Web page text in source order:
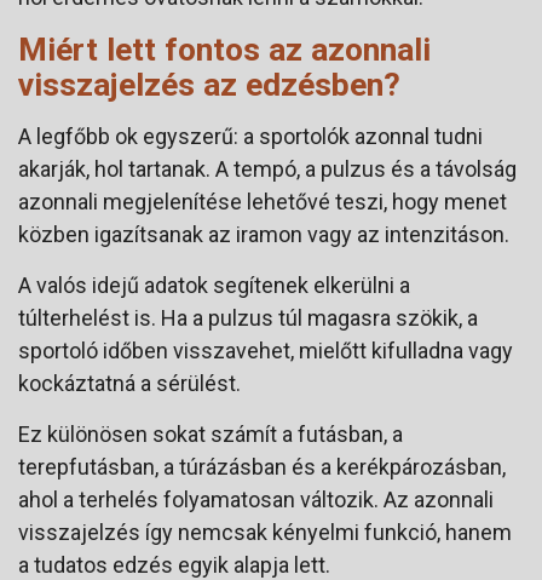
Miért lett fontos az azonnali
visszajelzés az edzésben?
A legfőbb ok egyszerű: a sportolók azonnal tudni
akarják, hol tartanak. A tempó, a pulzus és a távolság
azonnali megjelenítése lehetővé teszi, hogy menet
közben igazítsanak az iramon vagy az intenzitáson.
A valós idejű adatok segítenek elkerülni a
túlterhelést is. Ha a pulzus túl magasra szökik, a
sportoló időben visszavehet, mielőtt kifulladna vagy
kockáztatná a sérülést.
Ez különösen sokat számít a futásban, a
terepfutásban, a túrázásban és a kerékpározásban,
ahol a terhelés folyamatosan változik. Az azonnali
visszajelzés így nemcsak kényelmi funkció, hanem
a tudatos edzés egyik alapja lett.